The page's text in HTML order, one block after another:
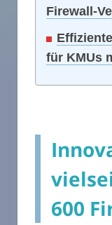
Firewall-
für KMUs
600